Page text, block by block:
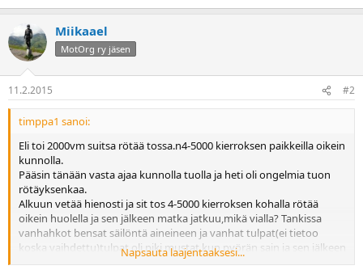
Miikaael
MotOrg ry jäsen
11.2.2015 #2
timppa1 sanoi:
Eli toi 2000vm suitsa rötää tossa.n4-5000 kierroksen paikkeilla oikein
kunnolla.
Pääsin tänään vasta ajaa kunnolla tuolla ja heti oli ongelmia tuon
rötäyksenkaa.
Alkuun vetää hienosti ja sit tos 4-5000 kierroksen kohalla rötää
oikein huolella ja sen jälkeen matka jatkuu,mikä vialla? Tankissa
vanhahkot bensat säilöntä aineineen ja vanhat tulpat(ei tietoo
koska vaihdettu)tulpat oli piki mustat kun pyörän sain ja sen jälkeen
on vaihettu öljyt,suodatin,ilmansuodatin,kaasarit
Napsauta laajentaaksesi...